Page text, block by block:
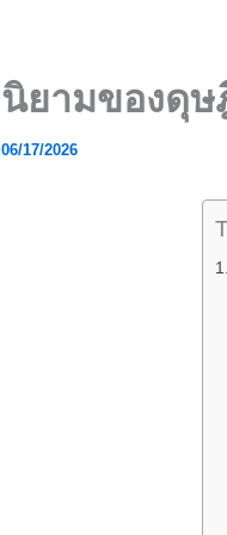
นิยามของดุษ
06/17/2026